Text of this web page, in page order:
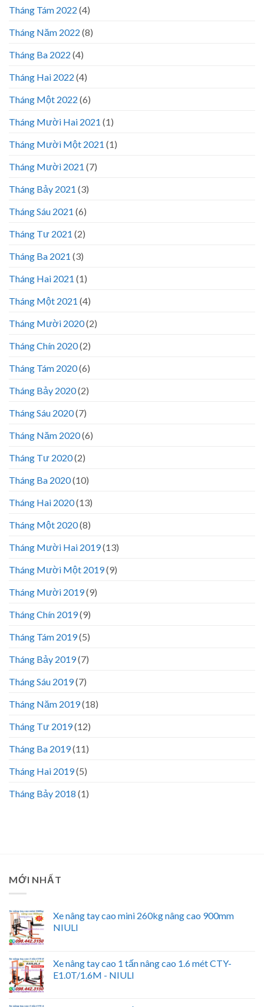
Tháng Tám 2022 (4)
Tháng Năm 2022 (8)
Tháng Ba 2022 (4)
Tháng Hai 2022 (4)
Tháng Một 2022 (6)
Tháng Mười Hai 2021 (1)
Tháng Mười Một 2021 (1)
Tháng Mười 2021 (7)
Tháng Bảy 2021 (3)
Tháng Sáu 2021 (6)
Tháng Tư 2021 (2)
Tháng Ba 2021 (3)
Tháng Hai 2021 (1)
Tháng Một 2021 (4)
Tháng Mười 2020(2)
Tháng Chín 2020(2)
Tháng Tám 2020(6)
Tháng Bảy 2020(2)
Tháng Sáu 2020(7)
Tháng Năm 2020(6)
Tháng Tư 2020(2)
Tháng Ba 2020(10)
Tháng Hai 2020(13)
Tháng Một 2020(8)
Tháng Mười Hai 2019(13)
Tháng Mười Một 2019(9)
Tháng Mười 2019(9)
Tháng Chín 2019(9)
Tháng Tám 2019(5)
Tháng Bảy 2019(7)
Tháng Sáu 2019(7)
Tháng Năm 2019(18)
Tháng Tư 2019(12)
Tháng Ba 2019(11)
Tháng Hai 2019(5)
Tháng Bảy 2018 (1)
MỚI NHẤT
Xe nâng tay cao mini 260kg nâng cao 900mm
NIULI
Xe nâng tay cao 1 tấn nâng cao 1.6 mét CTY-
E1.0T/1.6M - NIULI